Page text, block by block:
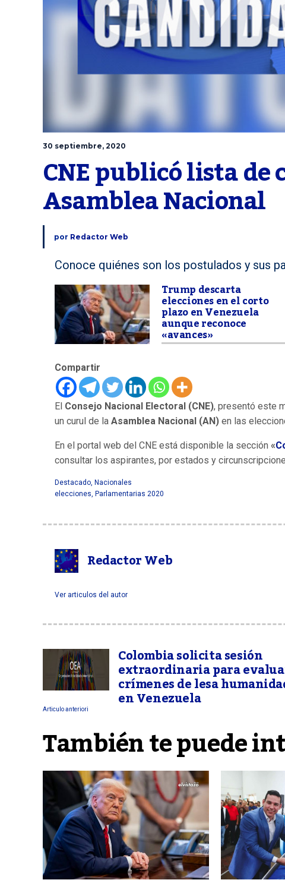
30 septiembre, 2020
CNE publicó lista de
Asamblea Nacional
por Redactor Web
Conoce quiénes son los postulados y sus
Trump descarta
elecciones en el corto
plazo en Venezuela
aunque reconoce
«avances»
Compartir
El Consejo Nacional Electoral (CNE), presentó este
un curul de la Asamblea Nacional (AN) en las
En el portal web del CNE está disponible la sección «
consultar los aspirantes, por estados y
Destacado, Nacionales
elecciones, Parlamentarias 2020
Redactor Web
Ver articulos del autor
Colombia solicita sesión
extraordinaria para
crímenes de lesa
en Venezuela
Articulo anteriori
También te puede